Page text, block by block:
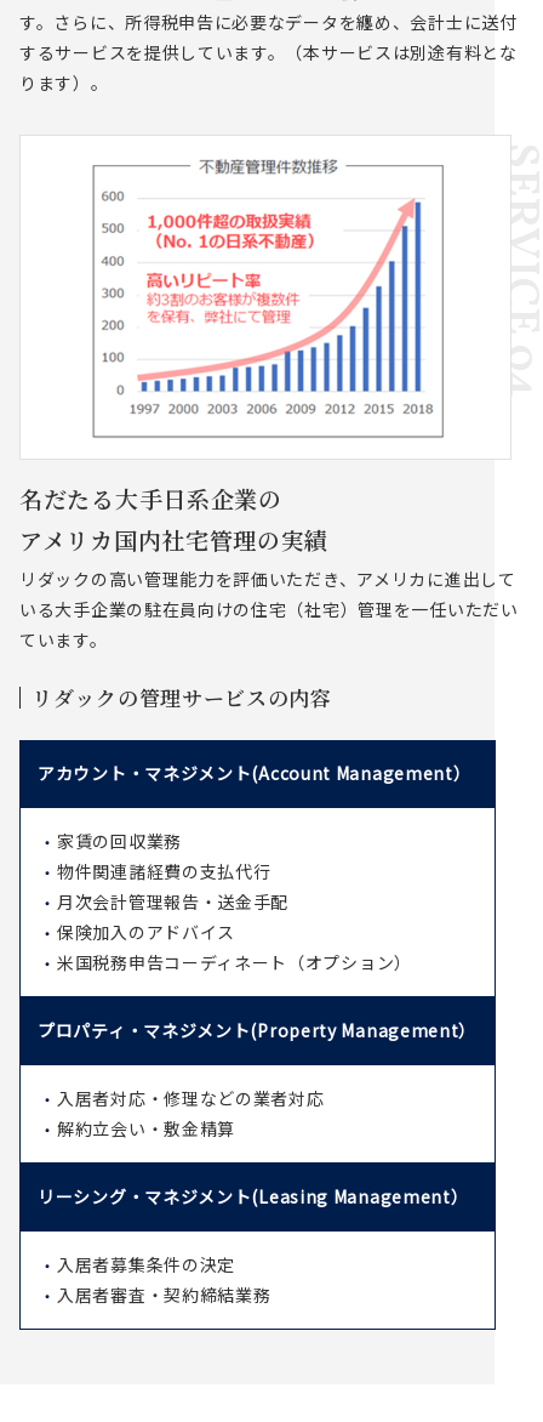
す。さらに、所得税申告に必要なデータを纏め、会計士に送付
するサービスを提供しています。（本サービスは別途有料とな
ります）。
名だたる大手日系企業の
アメリカ国内社宅管理の実績
リダックの高い管理能力を評価いただき、アメリカに進出して
いる大手企業の駐在員向けの住宅（社宅）管理を一任いただい
ています。
リダックの管理サービスの内容
アカウント・マネジメント(Account Management）
家賃の回収業務
物件関連諸経費の支払代行
月次会計管理報告・送金手配
保険加入のアドバイス
米国税務申告コーディネート（オプション）
プロパティ・マネジメント(Property Management）
入居者対応・修理などの業者対応
解約立会い・敷金精算
リーシング・マネジメント(Leasing Management）
入居者募集条件の決定
入居者審査・契約締結業務